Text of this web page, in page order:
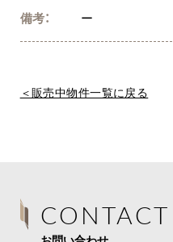
備考： ー
＜販売中物件一覧に戻る
CONTACT